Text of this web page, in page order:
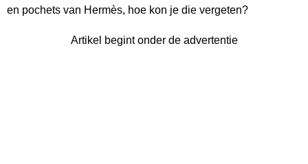
en pochets van Hermès, hoe kon je die vergeten?
Artikel begint onder de advertentie